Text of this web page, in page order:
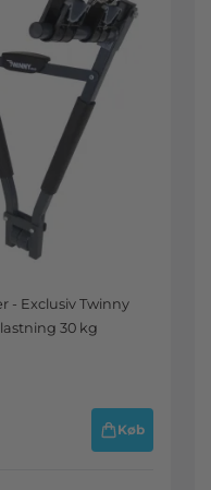
- Exclusiv Twinny
30 kg
Køb